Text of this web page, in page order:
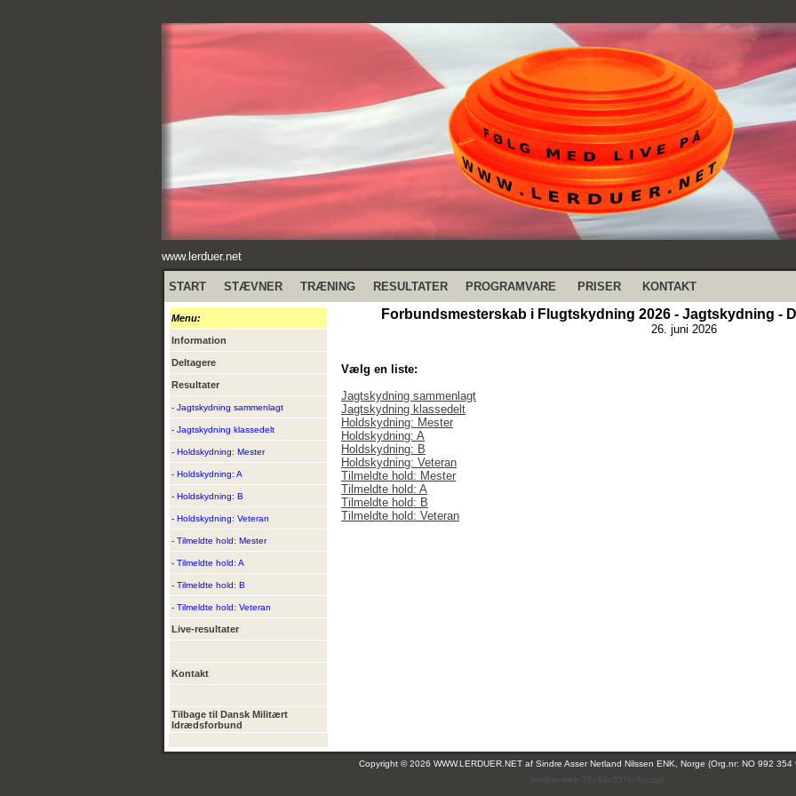
www.lerduer.net
START STÆVNER TRÆNING RESULTATER PROGRAMVARE PRISER KONTAKT
Menu:
Information
Deltagere
Resultater
- Jagtskydning sammenlagt
- Jagtskydning klassedelt
- Holdskydning: Mester
- Holdskydning: A
- Holdskydning: B
- Holdskydning: Veteran
- Tilmeldte hold: Mester
- Tilmeldte hold: A
- Tilmeldte hold: B
- Tilmeldte hold: Veteran
Live-resultater
Kontakt
Tilbage til Dansk Militært
Idrædsforbund
Forbundsmesterskab i Flugtskydning 2026 - Jagtskydning -
26. juni 2026
Vælg en liste:
Jagtskydning sammenlagt
Jagtskydning klassedelt
Holdskydning: Mester
Holdskydning: A
Holdskydning: B
Holdskydning: Veteran
Tilmeldte hold: Mester
Tilmeldte hold: A
Tilmeldte hold: B
Tilmeldte hold: Veteran
Copyright © 2026 WWW.LERDUER.NET af Sindre Asser Netland Nilssen ENK, Norge (Org.nr: NO 992 354
(leirdue-web-76c49c557b-5zcqw)